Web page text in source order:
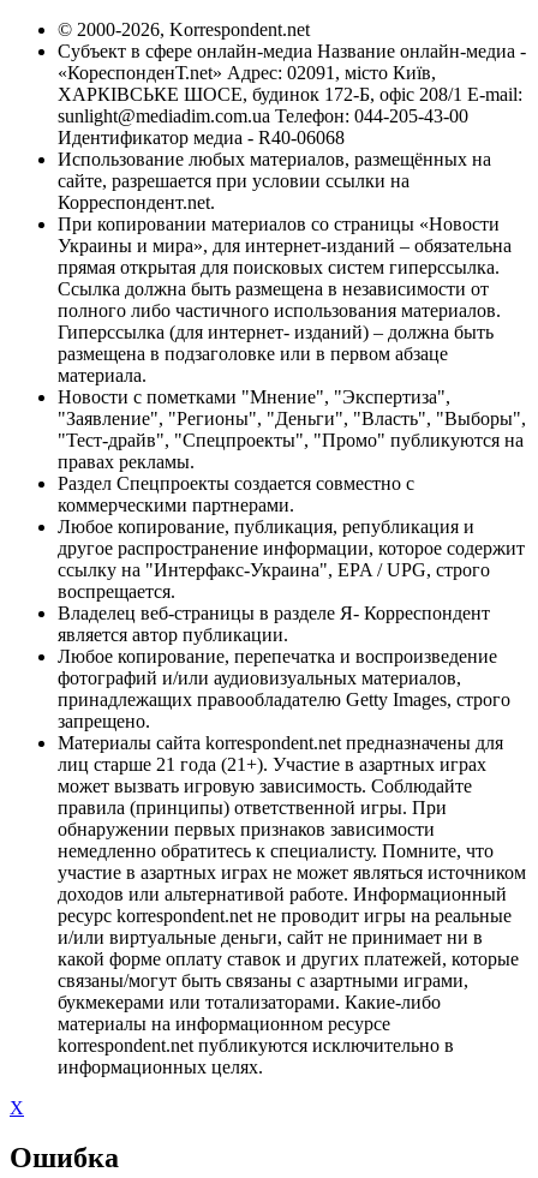
© 2000-2026, Korrespondent.net
Субъект в сфере онлайн-медиа Название онлайн-медиа -
«КореспонденТ.net» Адрес: 02091, місто Київ,
ХАРКІВСЬКЕ ШОСЕ, будинок 172-Б, офіс 208/1 E-mail:
sunlight@mediadim.com.ua Телефон: 044-205-43-00
Идентификатор медиа - R40-06068
Использование любых материалов, размещённых на
сайте, разрешается при условии ссылки на
Корреспондент.net.
При копировании материалов со страницы «Новости
Украины и мира», для интернет-изданий – обязательна
прямая открытая для поисковых систем гиперссылка.
Ссылка должна быть размещена в независимости от
полного либо частичного использования материалов.
Гиперссылка (для интернет- изданий) – должна быть
размещена в подзаголовке или в первом абзаце
материала.
Новости с пометками "Мнение", "Экспертиза",
"Заявление", "Регионы", "Деньги", "Власть", "Выборы",
"Тест-драйв", "Спецпроекты", "Промо" публикуются на
правах рекламы.
Раздел Спецпроекты создается совместно с
коммерческими партнерами.
Любое копирование, публикация, републикация и
другое распространение информации, которое содержит
ссылку на "Интерфакс-Украина", EPA / UPG, строго
воспрещается.
Владелец веб-страницы в разделе Я- Корреспондент
является автор публикации.
Любое копирование, перепечатка и воспроизведение
фотографий и/или аудиовизуальных материалов,
принадлежащих правообладателю Getty Images, строго
запрещено.
Материалы сайта korrespondent.net предназначены для
лиц старше 21 года (21+). Участие в азартных играх
может вызвать игровую зависимость. Соблюдайте
правила (принципы) ответственной игры. При
обнаружении первых признаков зависимости
немедленно обратитесь к специалисту. Помните, что
участие в азартных играх не может являться источником
доходов или альтернативой работе. Информационный
ресурс korrespondent.net не проводит игры на реальные
и/или виртуальные деньги, сайт не принимает ни в
какой форме оплату ставок и других платежей, которые
связаны/могут быть связаны с азартными играми,
букмекерами или тотализаторами. Какие-либо
материалы на информационном ресурсе
korrespondent.net публикуются исключительно в
информационных целях.
X
Ошибка